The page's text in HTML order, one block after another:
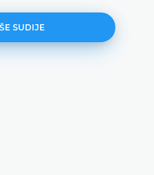
SUDIJE